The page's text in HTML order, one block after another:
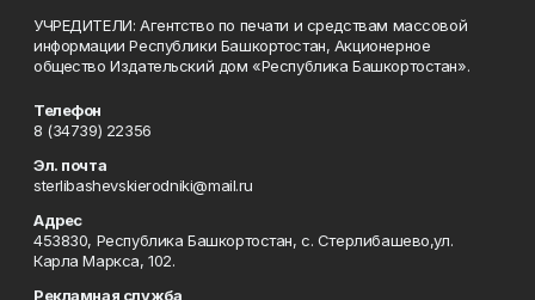
УЧРЕДИТЕЛИ: Агентство по печати и средствам массовой
информации Республики Башкортостан, Акционерное
общество Издательский дом «Республика Башкортостан».
Телефон
8 (34739) 22356
Эл. почта
sterlibashevskierodniki@mail.ru
Адрес
453830, Республика Башкортостан, c. Стерлибашево,ул.
Карла Маркса, 102.
Рекламная служба